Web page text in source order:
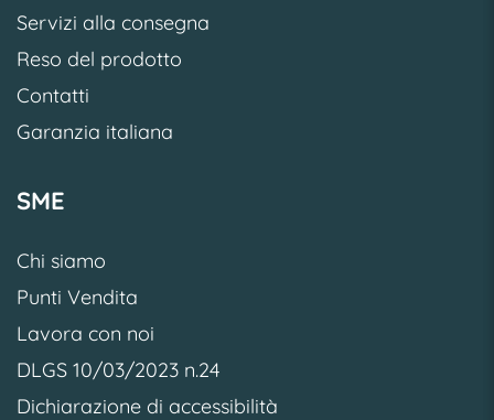
Servizi alla consegna
Reso del prodotto
Contatti
Garanzia italiana
SME
Chi siamo
Punti Vendita
Lavora con noi
DLGS 10/03/2023 n.24
Dichiarazione di accessibilità